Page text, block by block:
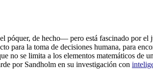
de hecho— pero está fascinado por el
para la toma de decisiones humana, para
no se limita a los elementos matemáticos de
por Sandholm en su investigación con